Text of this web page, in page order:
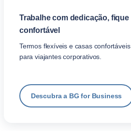
Trabalhe com dedicação, fique
confortável
Termos flexíveis e casas confortáveis
para viajantes corporativos.
Descubra a BG for Business